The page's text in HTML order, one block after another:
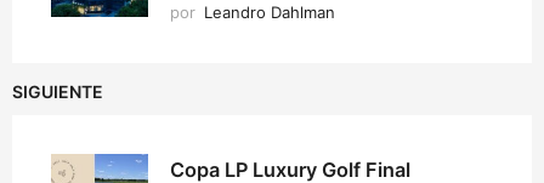
por Leandro Dahlman
SIGUIENTE
Copa LP Luxury Golf Final